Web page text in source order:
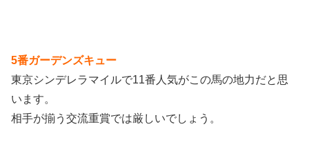
5番ガーデンズキュー
東京シンデレラマイルで11番人気がこの馬の地力だと思
います。
相手が揃う交流重賞では厳しいでしょう。